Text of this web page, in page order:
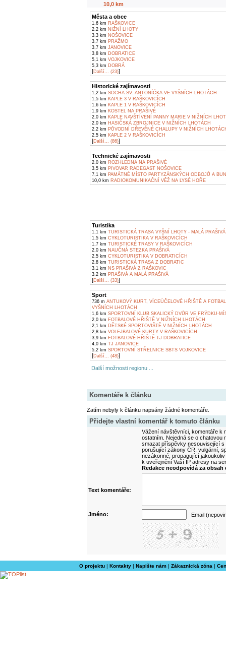
10,0 km
Města a obce
1,6 km RAŠKOVICE
2,2 km NIŽNÍ LHOTY
3,3 km NOŠOVICE
3,7 km PRAŽMO
3,7 km JANOVICE
3,8 km DOBRATICE
5,1 km VOJKOVICE
5,3 km DOBRÁ
[Další... (23)]
Historické zajímavosti
1,2 km SOCHA SV. ANTONÍČKA VE VYŠNÍCH LHOTÁCH
1,5 km KAPLE 3 V RAŠKOVICÍCH
1,6 km KAPLE 1 V RAŠKOVICÍCH
1,9 km KOSTEL NA PRAŠIVÉ
2,0 km KAPLE NAVŠTÍVENÍ PANNY MARIE V NIŽNÍCH
2,0 km HASIČSKÁ ZBROJNICE V NIŽNÍCH LHOTÁCH
2,2 km PŮVODNÍ DŘEVĚNÉ CHALUPY V NIŽNÍCH
2,5 km KAPLE 2 V RAŠKOVICÍCH
[Další... (86)]
Technické zajímavosti
2,0 km ROZHLEDNA NA PRAŠIVÉ
3,5 km PIVOVAR RADEGAST NOŠOVICE
7,1 km PAMÁTNÉ MÍSTO PARTYZÁNSKÝCH ODBOJŮ A
10,0 km RADIOKOMUNIKAČNÍ VĚŽ NA LYSÉ HOŘE
Turistika
1,1 km TURISTICKÁ TRASA VYŠNÍ LHOTY - MALÁ PRAŠIVÁ
1,5 km CYKLOTURISTIKA V RAŠKOVICÍCH
1,7 km TURISTICKÉ TRASY V RAŠKOVICÍCH
2,0 km NAUČNÁ STEZKA PRAŠIVÁ
2,5 km CYKLOTURISTIKA V DOBRATICÍCH
2,8 km TURISTICKÁ TRASA Z DOBRATIC
3,1 km NS PRAŠIVÁ Z RAŠKOVIC
3,2 km PRAŠIVÁ A MALÁ PRAŠIVÁ
[Další... (33)]
Sport
736 m ANTUKOVÝ KURT, VÍCEÚČELOVÉ HŘIŠTĚ A
VYŠNÍCH LHOTÁCH
1,6 km SPORTOVNÍ KLUB SKALICKÝ DVŮR VE FRÝDKU-
2,0 km FOTBALOVÉ HŘIŠTĚ V NIŽNÍCH LHOTÁCH
2,1 km DĚTSKÉ SPORTOVIŠTĚ V NIŽNÍCH LHOTÁCH
2,8 km VOLEJBALOVÉ KURTY V RAŠKOVICÍCH
3,9 km FOTBALOVÉ HŘIŠTĚ TJ DOBRATICE
4,0 km TJ JANOVICE
5,2 km SPORTOVNÍ STŘELNICE SBTS VOJKOVICE
[Další... (48)]
Další možnosti regionu ...
Komentáře k článku
Zatím nebyly k článku napsány žádné komentáře.
Přidejte vlastní komentář k tomuto článku
Vážení návštěvníci, komentáře k
ostatním. Nejedná se o
smazat příspěvky nesouvisející
porušující zákony ČR, vulgární,
nezákonné, propagující
k uveřejnění Vaší IP adresy na
Redakce neodpovídá za
Text komentáře:
Jméno: Email
O projektu| Kontakty| Napište nám| Zákaznická zóna |